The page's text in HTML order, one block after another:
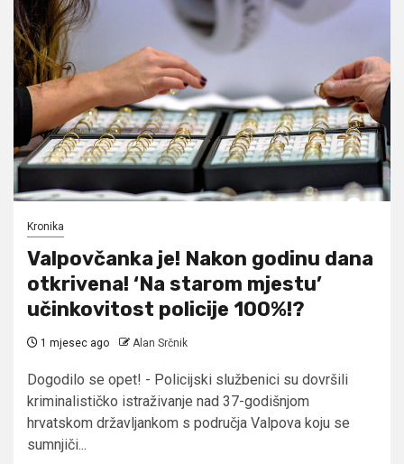
Kronika
Valpovčanka je! Nakon godinu dana
otkrivena! ‘Na starom mjestu’
učinkovitost policije 100%!?
1 mjesec ago Alan Srčnik
Dogodilo se opet! - Policijski službenici su dovršili
kriminalističko istraživanje nad 37-godišnjom
hrvatskom državljankom s područja Valpova koju se
sumnjiči...